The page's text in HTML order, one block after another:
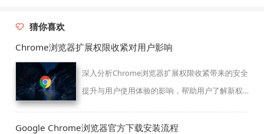
猜你喜欢
Chrome浏览器扩展权限收紧对用户影响
深入分析Chrome浏览器扩展权限收紧带来的安全
提升与用户使用体验的影响，帮助用户了解新权
Google Chrome浏览器官方下载安装流程